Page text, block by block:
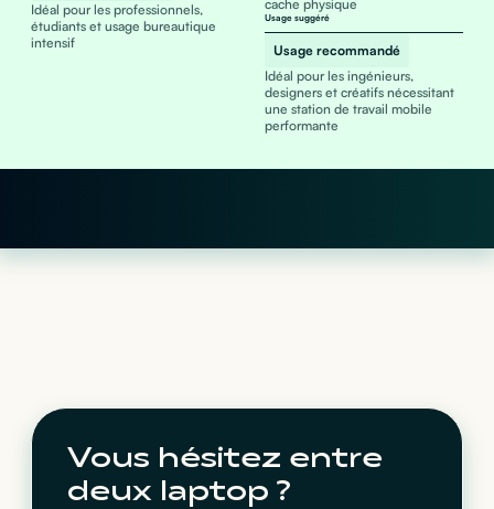
Idéal pour les professionnels,
étudiants et usage bureautique
intensif
cache physique
Usage suggéré
Usage recommandé
Idéal pour les ingénieurs,
designers et créatifs nécessitant
une station de travail mobile
performante
Vous hésitez entre
deux laptop ?